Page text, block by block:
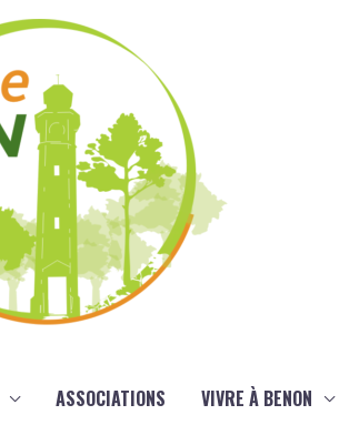
ASSOCIATIONS VIVRE À BENON